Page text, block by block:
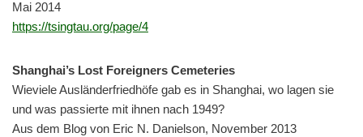
Mai 2014
https://tsingtau.org/page/4
Shanghai’s Lost Foreigners Cemeteries
Wieviele Ausländerfriedhöfe gab es in Shanghai, wo lagen sie
und was passierte mit ihnen nach 1949?
Aus dem Blog von Eric N. Danielson, November 2013